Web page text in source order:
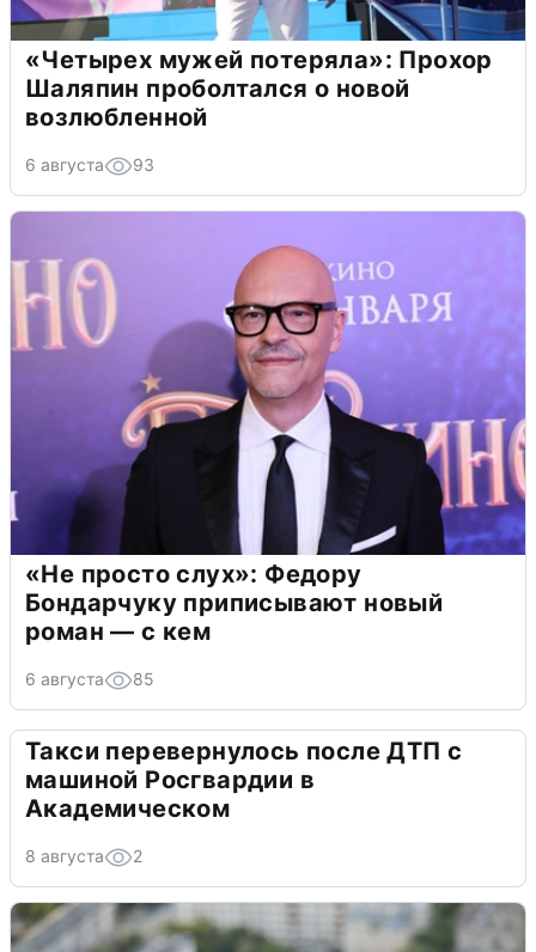
«Четырех мужей потеряла»: Прохор
Шаляпин проболтался о новой
возлюбленной
6 августа 93
«Не просто слух»: Федору
Бондарчуку приписывают новый
роман — с кем
6 августа 85
Такси перевернулось после ДТП с
машиной Росгвардии в
Академическом
8 августа 2